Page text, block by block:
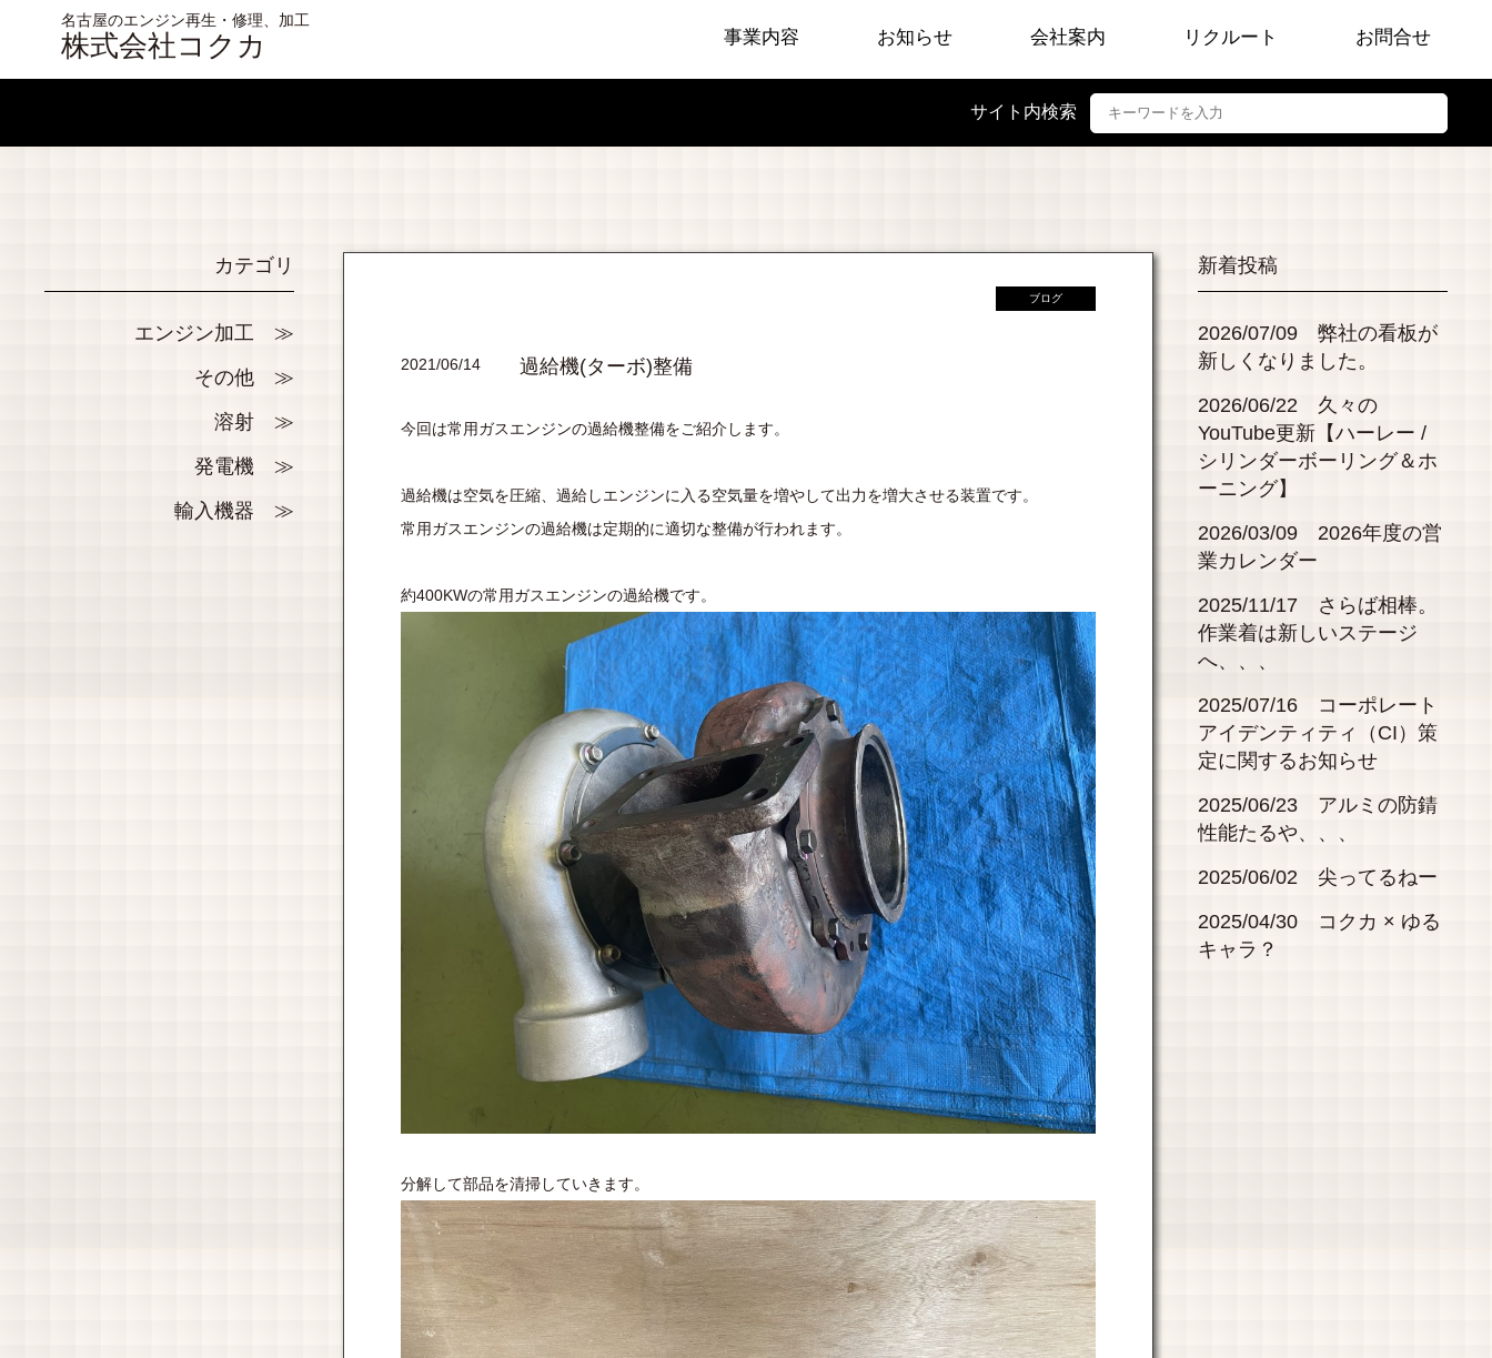
名古屋のエンジン再生・修理、加工
株式会社コクカ 事業内容 お知らせ 会社案内 リクルート お問合せ
サイト内検索
カテゴリ
エンジン加工
その他
溶射
発電機
輸入機器
新着投稿
2026/07/09 弊社の看板が
新しくなりました。
2026/06/22 久々の
YouTube更新【ハーレー /
シリンダーボーリング＆ホ
ーニング】
2026/03/09 2026年度の営
業カレンダー
2025/11/17 さらば相棒。
作業着は新しいステージ
へ、、、
2025/07/16 コーポレート
アイデンティティ（CI）策
定に関するお知らせ
2025/06/23 アルミの防錆
性能たるや、、、
2025/06/02 尖ってるねー
2025/04/30 コクカ × ゆる
キャラ？
ブログ
2021/06/14 過給機(ターボ)整備
今回は常用ガスエンジンの過給機整備をご紹介します。
過給機は空気を圧縮、過給しエンジンに入る空気量を増やして出力を増大させる装置です。
常用ガスエンジンの過給機は定期的に適切な整備が行われます。
約400KWの常用ガスエンジンの過給機です。
分解して部品を清掃していきます。